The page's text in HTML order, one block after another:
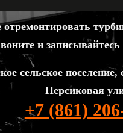
отремонтировать
и записывайтесь
сельское
Персиковая
+7 (861)